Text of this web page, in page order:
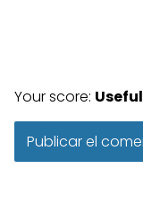
Your score: Useful